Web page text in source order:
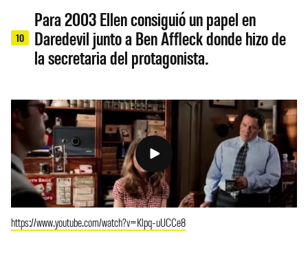
10
Para 2003 Ellen consiguió un papel en
Daredevil junto a Ben Affleck donde hizo de
la secretaria del protagonista.
https://www.youtube.com/watch?v=Klpq-uUCCe8